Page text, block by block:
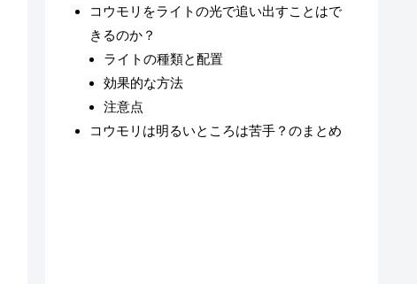
コウモリをライトの光で追い出すことはで
きるのか？
ライトの種類と配置
効果的な方法
注意点
コウモリは明るいところは苦手？のまとめ